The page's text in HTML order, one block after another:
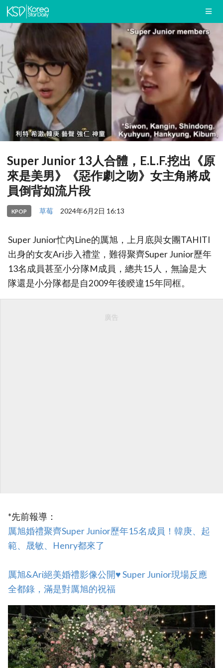
Super Junior 13人合體，E.L.F.挖出《原
來是美男》《惡作劇之吻》女主角將成
員倒背如流片段
KPOP 草莓 2024年6月2日 16:13
Super Junior忙內Line的厲旭，上月底與女團TAHITI
出身的女友Ari步入禮堂，難得聚齊Super Junior歷年
13名成員甚至小分隊M成員，總共15人，無論是大
隊還是小分隊都是自2009年後睽違15年同框。
廣告
*先前報導：
厲旭婚禮聚齊Super Junior歷年15名成員！韓庚、起
範、晟敏、Henry都來了‎
厲旭&Ari絕美婚禮影像公開♥ Super Junior現場反應
全都錄，滿是對厲旭的祝福